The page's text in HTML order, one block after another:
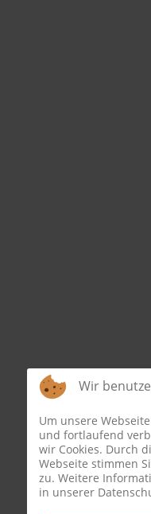
Wir
Um unsere
und fortlaufend
wir Cookies. Durch
Webseite stimmen
zu. Weitere
in unserer